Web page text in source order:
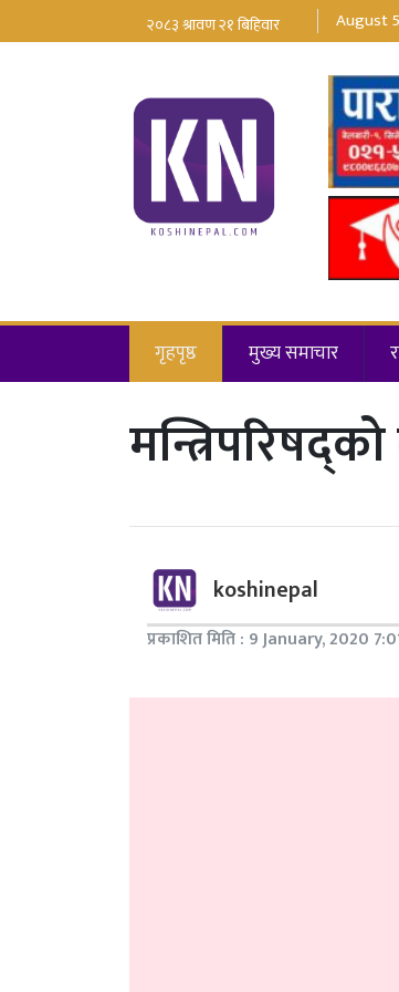
August
गृहपृष्ठ मुख्य समाचार
koshinepal
प्रकाशित मिति : 9 January, 2020